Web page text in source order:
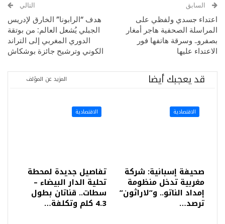
السابق
اعتداء جسدي ولفظي على
المراسلة الصحفية هاجر أمغار
بصفرو.. وسرقة هاتفها فور
الاعتداء عليها
التالي
هدف “الرابونا” الخارق لإدريس
الجبلي يُشعل العالم: من بوتقة
الدوري المغربي إلى التراند
الكوني وترشيح جائزة بوشكاش
قد يعجبك أيضا المزيد عن المؤلف
الاقتصادية
صحيفة إسبانية: شركة
مغربية تدخل منظومة
إمداد الناتو.. و”لاراثون”
ترصد…
الاقتصادية
تفاصيل جديدة لمحطة
تحلية الدار البيضاء –
سطات.. قناتان بطول
4.3 كلم وتكلفة…